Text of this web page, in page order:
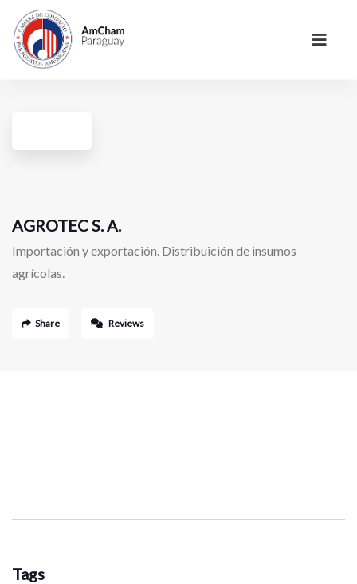
AGROTEC S. A.
Importación y exportación. Distribuición de insumos
agrícolas.
Share Reviews
Tags